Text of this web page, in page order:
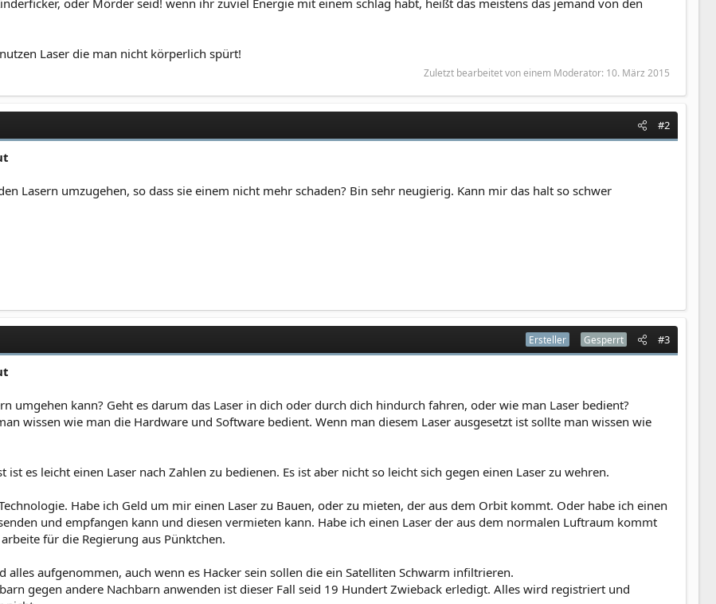
oder Mörder seid! wenn ihr zuviel Energie mit einem schlag habt, heißt das meistens das jemand von den
Laser die man nicht körperlich spürt!
Zuletzt bearbeitet von einem Moderator: 10. März 2015
#2
Lasern umzugehen, so dass sie einem nicht mehr schaden? Bin sehr neugierig. Kann mir das halt so schwer
Ersteller Gesperrt #3
umgehen kann? Geht es darum das Laser in dich oder durch dich hindurch fahren, oder wie man Laser bedient?
wissen wie man die Hardware und Software bedient. Wenn man diesem Laser ausgesetzt ist sollte man wissen wie
ist es leicht einen Laser nach Zahlen zu bedienen. Es ist aber nicht so leicht sich gegen einen Laser zu wehren.
Habe ich Geld um mir einen Laser zu Bauen, oder zu mieten, der aus dem Orbit kommt. Oder habe ich einen
und empfangen kann und diesen vermieten kann. Habe ich einen Laser der aus dem normalen Luftraum kommt
für die Regierung aus Pünktchen.
aufgenommen, auch wenn es Hacker sein sollen die ein Satelliten Schwarm infiltrieren.
gegen andere Nachbarn anwenden ist dieser Fall seid 19 Hundert Zwieback erledigt. Alles wird registriert und